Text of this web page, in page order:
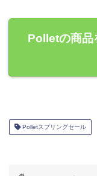
Polletの商品
Polletスプリングセール